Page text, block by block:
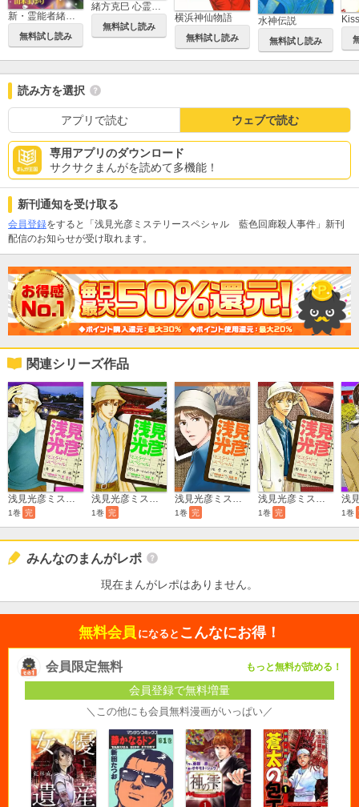
無料試し読み
緒方克巳 心霊ファイル
無料試し読み
横浜神仙物語
無料試し読み
水神伝説
無料試し読み
読み方を選択
アプリで読む ウェブで読む
専用アプリのダウンロード
サクサクまんがを読めて多機能！
新刊通知を受け取る
会員登録をすると「浅見光彦ミステリースペシャル 藍色回廊殺人事件」新刊
配信のお知らせが受け取れます。
関連シリーズ作品
浅見光彦ミステリースペシャル 黄金の石橋
1巻 完
浅見光彦ミステリースペシャル 耳なし芳一からの手紙
1巻 完
浅見光彦ミステリースペシャル 氷雪の殺人
1巻 完
浅見光彦ミステリースペシャル 朝日殺人事件
1巻 完 1巻
みんなのまんがレポ
現在まんがレポはありません。
無料会員 になると こんなにお得！
会員限定無料 もっと無料が読める！
会員登録で無料増量
＼この他にも会員無料漫画がいっぱい／